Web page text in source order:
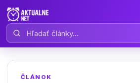
Hľadať články
ČLÁNOK